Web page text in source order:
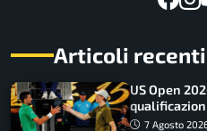
Articoli recenti
US Open
draw7 Agosto